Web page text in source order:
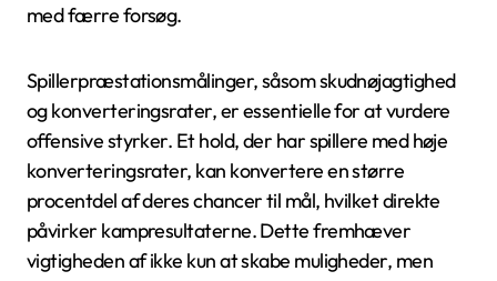
med færre forsøg.
Spillerpræstationsmålinger, såsom skudnøjagtighed
og konverteringsrater, er essentielle for at vurdere
offensive styrker. Et hold, der har spillere med høje
konverteringsrater, kan konvertere en større
procentdel af deres chancer til mål, hvilket direkte
påvirker kampresultaterne. Dette fremhæver
vigtigheden af ikke kun at skabe muligheder, men